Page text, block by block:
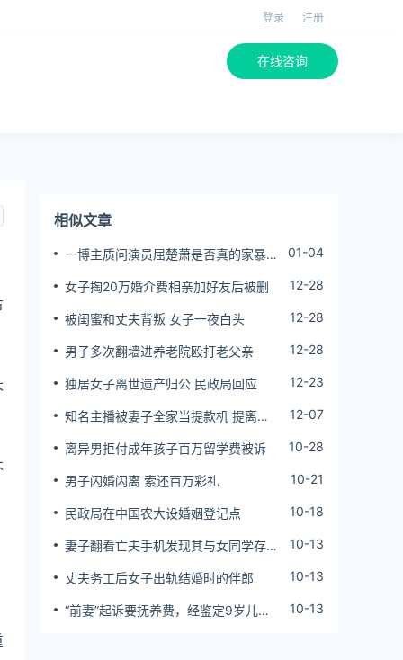
登录 注册
在线咨询
相似文章
一博主质问演员屈楚萧是否真的家暴,
01-04
女子掏20万婚介费相亲加好友后被删 12-28
被闺蜜和丈夫背叛 女子一夜白头 12-28
男子多次翻墙进养老院殴打老父亲 12-28
独居女子离世遗产归公 民政局回应 12-23
知名主播被妻子全家当提款机 提离婚
12-07
离异男拒付成年孩子百万留学费被诉 10-28
男子闪婚闪离 索还百万彩礼 10-21
民政局在中国农大设婚姻登记点 10-18
妻子翻看亡夫手机发现其与女同学存婚
10-13
丈夫务工后女子出轨结婚时的伴郎 10-13
“前妻”起诉要抚养费，经鉴定9岁儿子
10-13